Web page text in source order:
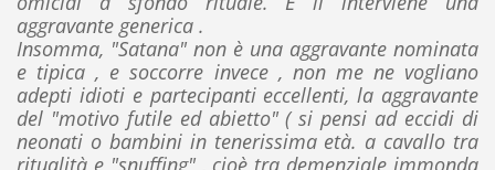
aggravante generica .
Insomma, "Satana" non è una aggravante nominata
e tipica , e soccorre invece , non me ne vogliano
adepti idioti e partecipanti eccellenti, la aggravante
del "motivo futile ed abietto" ( si pensi ad eccidi di
neonati o bambini in tenerissima età. a cavallo tra